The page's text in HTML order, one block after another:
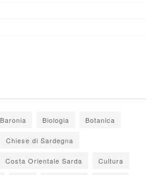
Baronia Biologia Botanica
Chiese di Sardegna
Costa Orientale Sarda Cultura